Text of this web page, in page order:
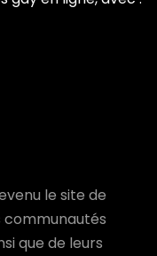
le site de
que de leurs